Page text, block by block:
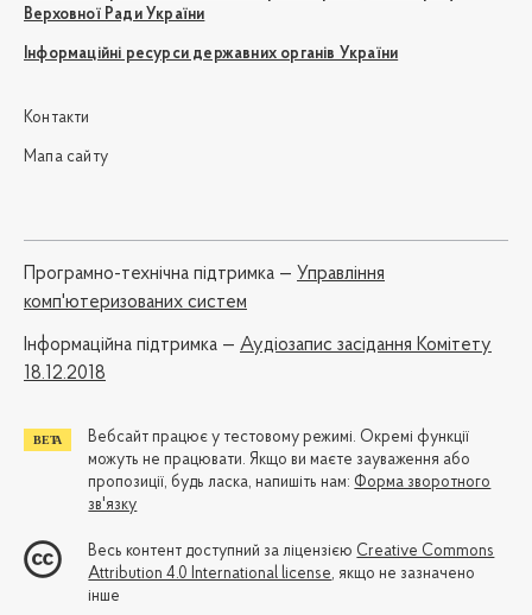
Верховної Ради України
Інформаційні ресурси державних органів України
Контакти
Мапа сайту
Програмно-технічна підтримка — Управління
комп'ютеризованих систем
Iнформаційна підтримка — Аудіозапис засідання Комітету
18.12.2018
Вебсайт працює у тестовому режимі. Окремі функції
можуть не працювати. Якщо ви маєте зауваження або
пропозиції, будь ласка, напишіть нам: Форма зворотного
зв'язку
Весь контент доступний за ліцензією Creative Commons
Attribution 4.0 International license, якщо не зазначено
інше